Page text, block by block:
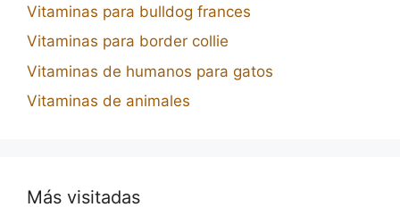
Vitaminas para bulldog frances
Vitaminas para border collie
Vitaminas de humanos para gatos
Vitaminas de animales
Más visitadas